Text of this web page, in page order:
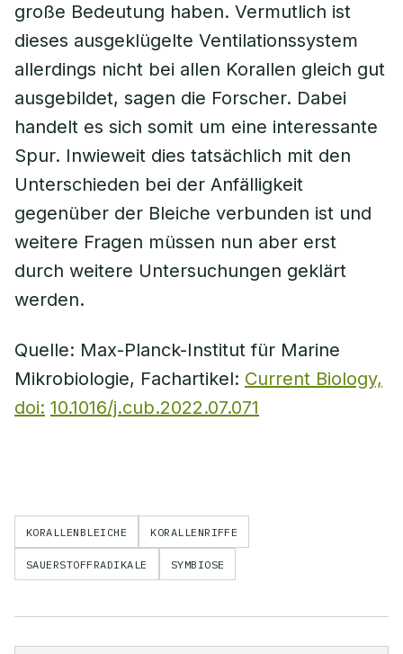
große Bedeutung haben. Vermutlich ist
dieses ausgeklügelte Ventilationssystem
allerdings nicht bei allen Korallen gleich gut
ausgebildet, sagen die Forscher. Dabei
handelt es sich somit um eine interessante
Spur. Inwieweit dies tatsächlich mit den
Unterschieden bei der Anfälligkeit
gegenüber der Bleiche verbunden ist und
weitere Fragen müssen nun aber erst
durch weitere Untersuchungen geklärt
werden.
Quelle: Max-Planck-Institut für Marine
Mikrobiologie, Fachartikel: Current Biology,
doi: 10.1016/j.cub.2022.07.071
KORALLENBLEICHE KORALLENRIFFE
SAUERSTOFFRADIKALE SYMBIOSE